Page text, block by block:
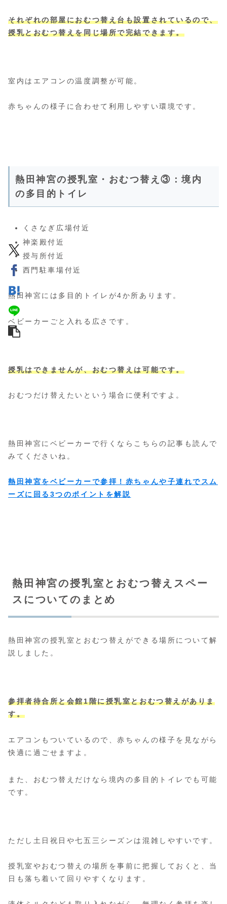
それぞれの部屋におむつ替え台も設置されているので、
授乳とおむつ替えを同じ場所で完結できます。
室内はエアコンの温度調整が可能。
赤ちゃんの様子に合わせて利用しやすい環境です。
熱田神宮の授乳室・おむつ替え③：境内
の多目的トイレ
くさなぎ広場付近
神楽殿付近
授与所付近
西門駐車場付近
熱田神宮には多目的トイレが4か所あります。
ベビーカーごと入れる広さです。
授乳はできませんが、おむつ替えは可能です。
おむつだけ替えたいという場合に便利ですよ。
熱田神宮にベビーカーで行くならこちらの記事も読んで
みてくださいね。
熱田神宮をベビーカーで参拝！赤ちゃんや子連れでスム
ーズに回る3つのポイントを解説
熱田神宮の授乳室とおむつ替えスペー
スについてのまとめ
熱田神宮の授乳室とおむつ替えができる場所について解
説しました。
参拝者待合所と会館1階に授乳室とおむつ替えがありま
す。
エアコンもついているので、赤ちゃんの様子を見ながら
快適に過ごせますよ。
また、おむつ替えだけなら境内の多目的トイレでも可能
です。
ただし土日祝日や七五三シーズンは混雑しやすいです。
授乳室やおむつ替えの場所を事前に把握しておくと、当
日も落ち着いて回りやすくなります。